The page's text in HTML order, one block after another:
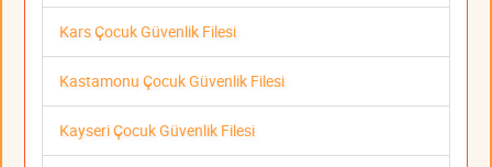
Kars Çocuk Güvenlik Filesi
Kastamonu Çocuk Güvenlik Filesi
Kayseri Çocuk Güvenlik Filesi